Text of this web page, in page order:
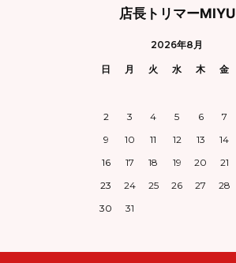
店長トリマーMIYU
2026年8月
日 月 火 水 木 金
2
3 4 5 6 7
9
10 11 12 13 14
16
17 18 19 20 21
23
24 25 26 27 28
30
31